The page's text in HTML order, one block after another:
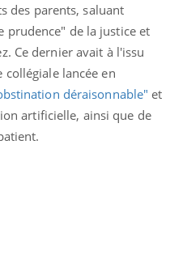
des parents, saluant
prudence" de la justice et
Ce dernier avait à l'issu
lancée en
déraisonnable" et
artificielle, ainsi que de